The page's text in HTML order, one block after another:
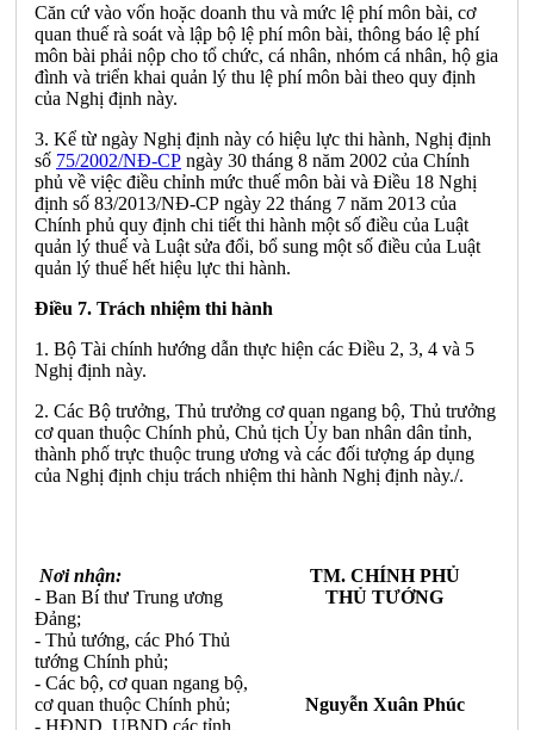
Căn cứ vào vốn hoặc doanh thu và mức lệ phí môn bài, cơ
quan thuế rà soát và lập bộ lệ phí môn bài, thông báo lệ phí
môn bài phải nộp cho tổ chức, cá nhân, nhóm cá nhân, hộ gia
đình và triển khai quản lý thu lệ phí môn bài theo quy định
của Nghị định này.
3. Kể từ ngày Nghị định này có hiệu lực thi hành, Nghị định
số 75/2002/NĐ-CP ngày 30 tháng 8 năm 2002 của Chính
phủ về việc điều chỉnh mức thuế môn bài và Điều 18 Nghị
định số 83/2013/NĐ-CP ngày 22 tháng 7 năm 2013 của
Chính phủ quy định chi tiết thi hành một số điều của Luật
quản lý thuế và Luật sửa đổi, bổ sung một số điều của Luật
quản lý thuế hết hiệu lực thi hành.
Điều 7. Trách nhiệm thi hành
1. Bộ Tài chính hướng dẫn thực hiện các Điều 2, 3, 4 và 5
Nghị định này.
2. Các Bộ trưởng, Thủ trưởng cơ quan ngang bộ, Thủ trưởng
cơ quan thuộc Chính phủ, Chủ tịch Ủy ban nhân dân tỉnh,
thành phố trực thuộc trung ương và các đối tượng áp dụng
của Nghị định chịu trách nhiệm thi hành Nghị định này./.
Nơi nhận:
- Ban Bí thư Trung ương
Đảng;
- Thủ tướng, các Phó Thủ
tướng Chính phủ;
- Các bộ, cơ quan ngang bộ,
cơ quan thuộc Chính phủ;
- HĐND, UBND các tỉnh,
TM. CHÍNH PHỦ
THỦ TƯỚNG
Nguyễn Xuân Phúc